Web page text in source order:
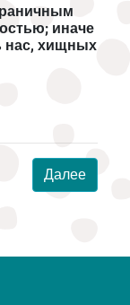
иначе
нас, хищных
Далее